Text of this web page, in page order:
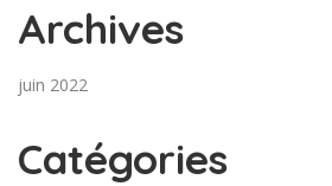
Archives
juin 2022
Catégories